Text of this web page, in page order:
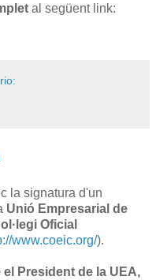
al següent link:
la signatura d'un
Unió Empresarial de
Oficial
www.coeic.org/).
President de la UEA,